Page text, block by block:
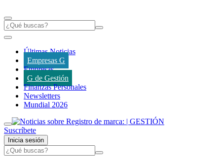
Últimas Noticias
Empresas G
Empresas
G de Gestión
Finanzas Personales
Newsletters
Mundial 2026
Suscríbete
Inicia sesión